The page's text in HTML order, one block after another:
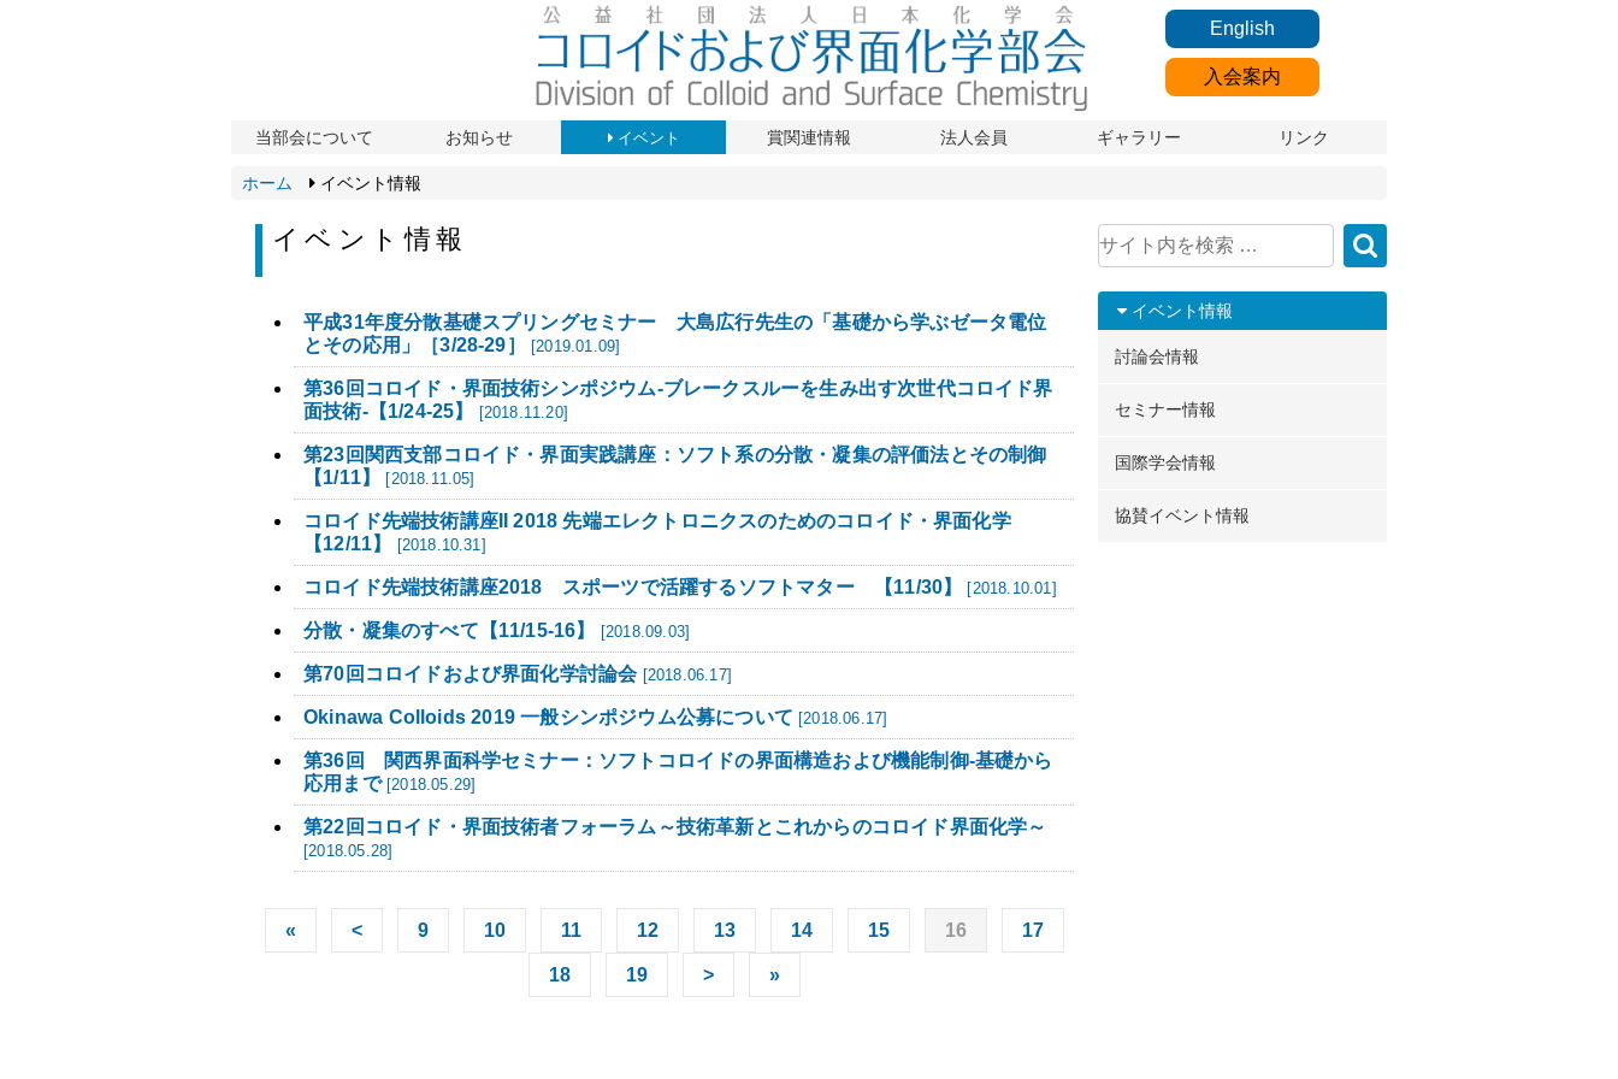
English
入会案内
当部会について お知らせ イベント 賞関連情報 法人会員 ギャラリー リンク
ホーム イベント情報
イベント情報
平成31年度分散基礎スプリングセミナー 大島広行先生の「基礎から学ぶゼータ電位
とその応用」［3/28-29］
[2019.01.09]
第36回コロイド・界面技術シンポジウム-ブレークスルーを生み出す次世代コロイド界
面技術-【1/24-25】
[2018.11.20]
第23回関西支部コロイド・界面実践講座：ソフト系の分散・凝集の評価法とその制御
【1/11】
[2018.11.05]
コロイド先端技術講座II 2018 先端エレクトロニクスのためのコロイド・界面化学
【12/11】
[2018.10.31]
コロイド先端技術講座2018 スポーツで活躍するソフトマター 【11/30】 [2018.10.01]
分散・凝集のすべて【11/15-16】 [2018.09.03]
第70回コロイドおよび界面化学討論会[2018.06.17]
Okinawa Colloids 2019 一般シンポジウム公募について [2018.06.17]
第36回 関西界面科学セミナー：ソフトコロイドの界面構造および機能制御-基礎から
応用まで[2018.05.29]
第22回コロイド・界面技術者フォーラム～技術革新とこれからのコロイド界面化学～
[2018.05.28]
« < 9 10 11 12 13 14 15 16 17
18 19 > »
イベント情報
討論会情報
セミナー情報
国際学会情報
協賛イベント情報